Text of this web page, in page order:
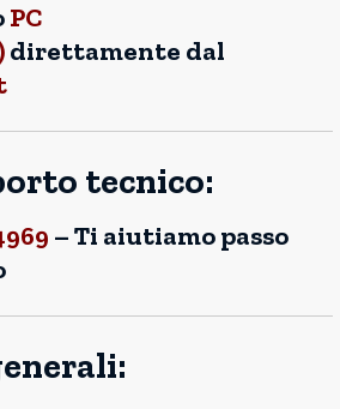
PC
direttamente dal
tecnico:
– Ti aiutiamo passo